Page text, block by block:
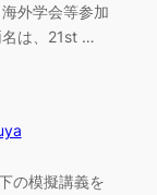
外学会等参加
名は、21st …
の模擬講義を